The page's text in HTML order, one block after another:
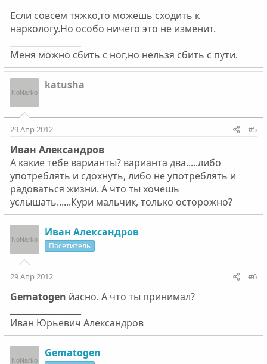
Если совсем тяжко,то можешь сходить к
наркологу.Но особо ничего это не изменит.
Меня можно сбить с ног,но нельзя сбить с пути.
katusha
29 Апр 2012 #5
Ивaн Алeксaндров
А какие тебе варианты? варианта два.....либо
употреблять и сдохнуть, либо не употреблять и
радоваться жизни. А что ты хочешь
услышать......Кури мальчик, только осторожно?
Ивaн Алeксaндров
Посетитель
29 Апр 2012 #6
Gematogen йaсно. А что ты принимaл?
Ивaн Юрьeвич Алeксaндров
Gematogen